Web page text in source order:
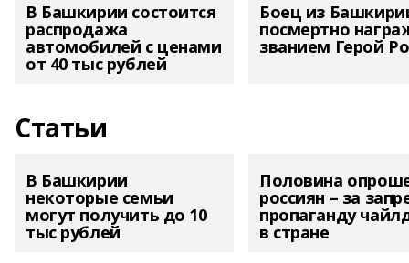
В Башкирии состоится
распродажа
автомобилей с ценами
от 40 тыс рублей
Боец из
посмертно
званием Герой
Статьи
В Башкирии
некоторые семьи
могут получить до 10
тыс рублей
Половина
россиян – за
пропаганду
в стране